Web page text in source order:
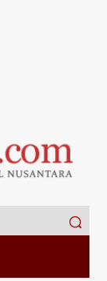
Search
for: